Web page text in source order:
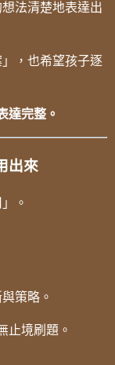
法清楚地表達出
，也希望孩子逐
達完整。
出來
。
策略。
止境刷題。